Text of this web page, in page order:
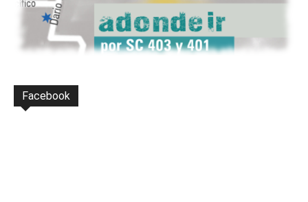
Facebook